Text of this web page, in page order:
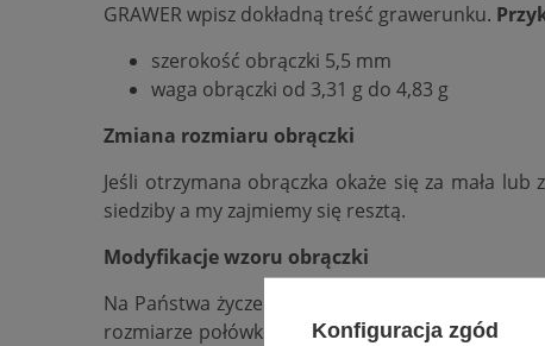
GRAWER wpisz dokładną treść grawerunku.
szerokość obrączki 5,5 mm
waga obrączki od 3,31 g do 4,83 g
Zmiana rozmiaru obrączki
Jeśli otrzymana obrączka okaże się za mała lub
siedziby a my zajmiemy się resztą.
Modyfikacje wzoru obrączki
Na Państwa życzenie wybrany model obrączek
rozmiarze połówkowym np. 15,5,dodać lub
Konfiguracja zgód